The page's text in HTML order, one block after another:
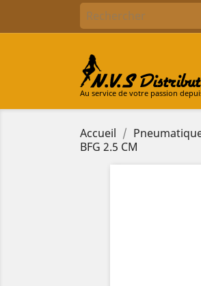
Au service de votre passion
Accueil
BFG 2.5 CM